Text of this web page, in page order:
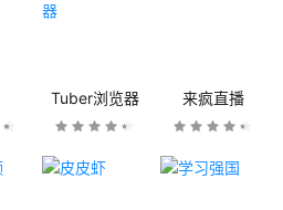
Tuber浏览器 来疯直播